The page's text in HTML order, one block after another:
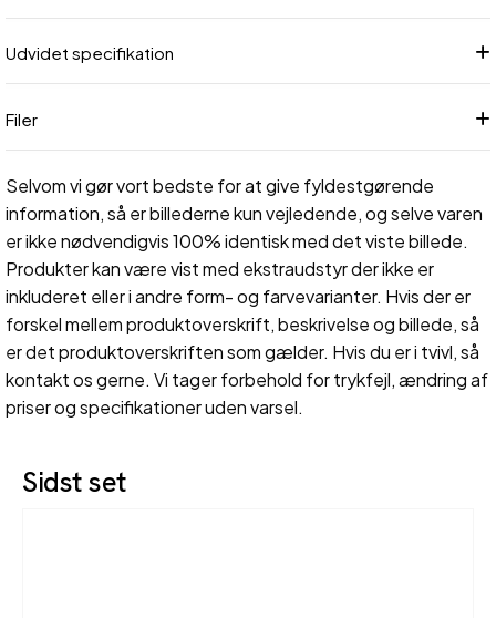
Udvidet specifikation
Filer
Selvom vi gør vort bedste for at give fyldestgørende
information, så er billederne kun vejledende, og selve varen
er ikke nødvendigvis 100% identisk med det viste billede.
Produkter kan være vist med ekstraudstyr der ikke er
inkluderet eller i andre form- og farvevarianter. Hvis der er
forskel mellem produktoverskrift, beskrivelse og billede, så
er det produktoverskriften som gælder. Hvis du er i tvivl, så
kontakt os gerne. Vi tager forbehold for trykfejl, ændring af
priser og specifikationer uden varsel.
Sidst set